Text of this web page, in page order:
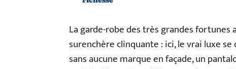
La garde-robe des très grandes fortunes
surenchère clinquante : ici, le vrai luxe
sans aucune marque en façade, un